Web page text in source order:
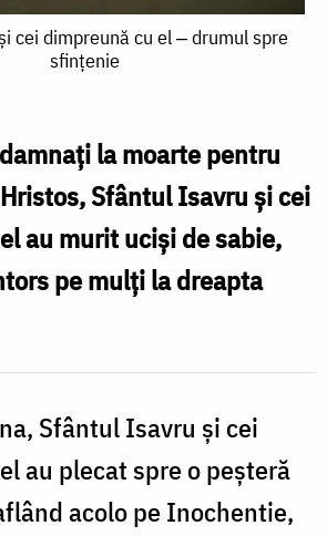
cei dimpreună cu el ‒ drumul spre
sfințenie
la moarte pentru
Sfântul Isavru și cei
au murit uciși de sabie,
pe mulți la dreapta
Sfântul Isavru și cei
au plecat spre o peșteră
acolo pe Inochentie,